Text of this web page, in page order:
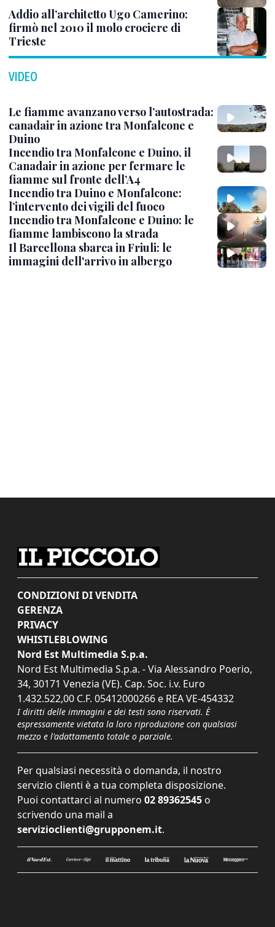
Addio all’architetto Ugo Camerino:
firmò nel 2010 il molo crociere di
Trieste
VIDEO
Le fiamme avanzano verso l’autostrada:
canadair in azione tra Monfalcone e
Duino
Incendio tra Monfalcone e Duino, il
Canadair in azione per fermare le
fiamme sul fronte dell’A4
Incendio tra Duino e Monfalcone:
l’intervento dei vigili del fuoco
Incendio tra Monfalcone e Duino: le
fiamme lambiscono la strada
Il Barcellona sbarca in Friuli: le
immagini dell'arrivo in albergo
CONDIZIONI DI VENDITA
GERENZA
PRIVACY
WHISTLEBLOWING
Nord Est Multimedia S.p.a.
Nord Est Multimedia S.p.a. - Via Alessandro Poerio,
34, 30171 Venezia (VE). Cap. Soc. i.v. Euro
1.432.522,00 C.F. 05412000266 e REA VE-454332
I diritti delle immagini e dei testi sono riservati. È
espressamente vietata la loro riproduzione con qualsiasi
mezzo e l'adattamento totale o parziale.
Per qualsiasi necessità o domanda, il nostro
servizio clienti è a tua completa disposizione.
Puoi contattarci al numero 02 89362545 o
scrivendo una mail a
servizioclienti@grupponem.it.